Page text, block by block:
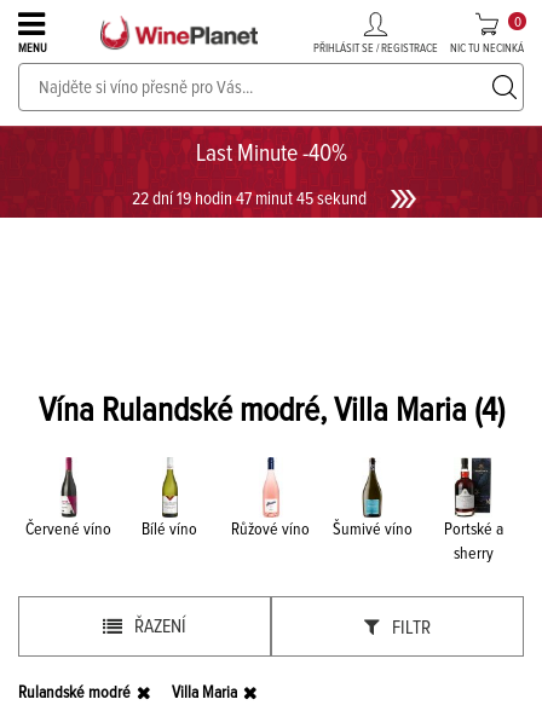
Last Minute -40%
22 dní 19 hodin 47 minut 44 sekund
MENU PŘIHLÁSIT SE / REGISTRACE NIC TU NECINKÁ
0
PROSECCO v akci až do -30%!UKÁZAT PROSECCO
Vína Rulandské modré, Villa Maria (4)
Červené víno Bílé víno Růžové víno Šumivé víno
Portské a
sherry
ŘAZENÍ FILTR
Rulandské modré Villa Maria